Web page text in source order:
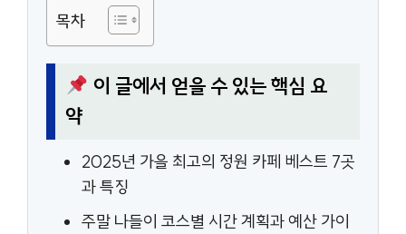
목차
이 글에서 얻을 수 있는 핵심 요
약
2025년 가을 최고의 정원 카페 베스트 7곳
과 특징
주말 나들이 코스별 시간 계획과 예산 가이